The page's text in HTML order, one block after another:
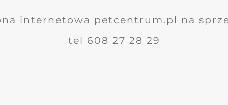
internetowa petcentrum.pl na
tel 608 27 28 29